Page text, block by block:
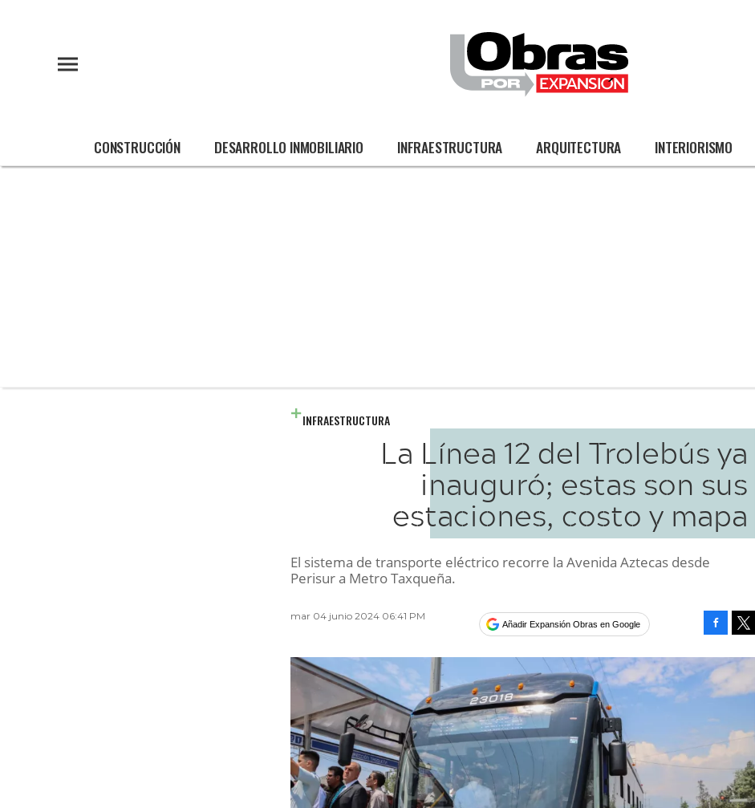
CONSTRUCCIÓN DESARROLLO INMOBILIARIO INFRAESTRUCTURA ARQUITECTURA INTERIORISMO
INFRAESTRUCTURA
La Línea 12 del Trolebús ya
inauguró; estas son sus
estaciones, costo y mapa
El sistema de transporte eléctrico recorre la Avenida Aztecas desde
Perisur a Metro Taxqueña.
mar 04 junio 2024 06:41 PM
Añadir Expansión Obras en Google